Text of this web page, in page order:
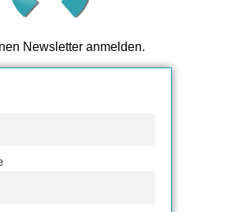
Newsletter anmelden.